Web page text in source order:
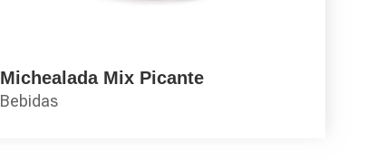
Michealada Mix Picante
Bebidas